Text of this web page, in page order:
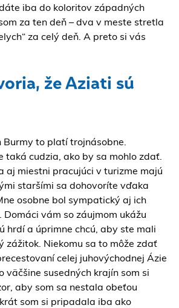
iba do koloritov západných
za ten deň – dva v meste stretla
za celý deň. A preto si vás
že Aziati sú
Burmy to platí trojnásobne.
taká cudzia, ako by sa mohlo zdať.
aj miestni pracujúci v turizme majú
staršími sa dohovoríte vďaka
osobne bol sympatický aj ich
vám so záujmom ukážu
hrdí a úprimne chcú, aby ste mali
zážitok. Niekomu sa to môže zdať
celej juhovýchodnej Ázie
väčšine susedných krajín som si
aby som sa nestala obeťou
som si pripadala iba ako